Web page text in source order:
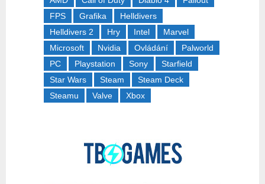
FPS
Grafika
Helldivers
Helldivers 2
Hry Intel
Marvel
Microsoft
Nvidia Ovládání
Palworld
PC
Playstation Sony
Starfield
Star Wars
Steam
Steam Deck
Steamu
Valve Xbox